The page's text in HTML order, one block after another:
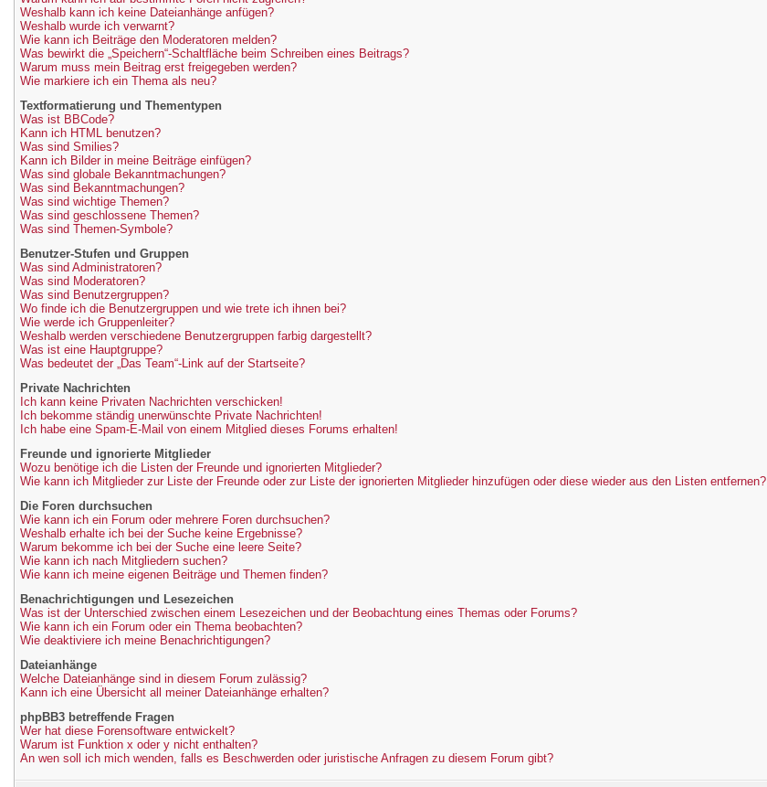
Weshalb kann ich keine Dateianhänge anfügen?
Weshalb wurde ich verwarnt?
Wie kann ich Beiträge den Moderatoren melden?
Was bewirkt die „Speichern“-Schaltfläche beim Schreiben eines Beitrags?
Warum muss mein Beitrag erst freigegeben werden?
Wie markiere ich ein Thema als neu?
Textformatierung und Thementypen
Was ist BBCode?
Kann ich HTML benutzen?
Was sind Smilies?
Kann ich Bilder in meine Beiträge einfügen?
Was sind globale Bekanntmachungen?
Was sind Bekanntmachungen?
Was sind wichtige Themen?
Was sind geschlossene Themen?
Was sind Themen-Symbole?
Benutzer-Stufen und Gruppen
Was sind Administratoren?
Was sind Moderatoren?
Was sind Benutzergruppen?
Wo finde ich die Benutzergruppen und wie trete ich ihnen bei?
Wie werde ich Gruppenleiter?
Weshalb werden verschiedene Benutzergruppen farbig dargestellt?
Was ist eine Hauptgruppe?
Was bedeutet der „Das Team“-Link auf der Startseite?
Private Nachrichten
Ich kann keine Privaten Nachrichten verschicken!
Ich bekomme ständig unerwünschte Private Nachrichten!
Ich habe eine Spam-E-Mail von einem Mitglied dieses Forums erhalten!
Freunde und ignorierte Mitglieder
Wozu benötige ich die Listen der Freunde und ignorierten Mitglieder?
Wie kann ich Mitglieder zur Liste der Freunde oder zur Liste der ignorierten Mitglieder hinzufügen oder diese wieder aus den Listen entfernen?
Die Foren durchsuchen
Wie kann ich ein Forum oder mehrere Foren durchsuchen?
Weshalb erhalte ich bei der Suche keine Ergebnisse?
Warum bekomme ich bei der Suche eine leere Seite?
Wie kann ich nach Mitgliedern suchen?
Wie kann ich meine eigenen Beiträge und Themen finden?
Benachrichtigungen und Lesezeichen
Was ist der Unterschied zwischen einem Lesezeichen und der Beobachtung eines Themas oder Forums?
Wie kann ich ein Forum oder ein Thema beobachten?
Wie deaktiviere ich meine Benachrichtigungen?
Dateianhänge
Welche Dateianhänge sind in diesem Forum zulässig?
Kann ich eine Übersicht all meiner Dateianhänge erhalten?
phpBB3 betreffende Fragen
Wer hat diese Forensoftware entwickelt?
Warum ist Funktion x oder y nicht enthalten?
An wen soll ich mich wenden, falls es Beschwerden oder juristische Anfragen zu diesem Forum gibt?